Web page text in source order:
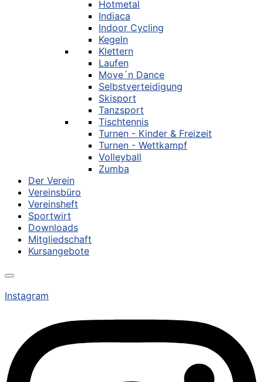
Hotmetal
Indiaca
Indoor Cycling
Kegeln
Klettern
Laufen
Move´n Dance
Selbstverteidigung
Skisport
Tanzsport
Tischtennis
Turnen - Kinder & Freizeit
Turnen - Wettkampf
Volleyball
Zumba
Der Verein
Vereinsbüro
Vereinsheft
Sportwirt
Downloads
Mitgliedschaft
Kursangebote
Instagram